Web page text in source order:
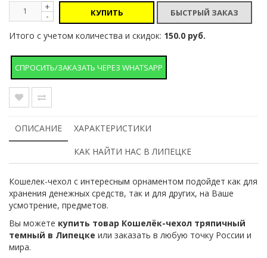
+
- КУПИТЬ
Итого с учетом количества и скидок: 150.0 руб.
СПРОСИТЬ/ЗАКАЗАТЬ ЧЕРЕЗ WHATSAPP
ОПИСАНИЕ ХАРАКТЕРИСТИКИ
КАК НАЙТИ НАС В ЛИПЕЦКЕ
Кошелек-чехол с интересным орнаментом подойдет как для
хранения денежных средств, так и для других, на Ваше
усмотрение, предметов.
Вы можете купить товар Кошелёк-чехол тряпичный
темный в Липецке или заказать в любую точку России и
мира.